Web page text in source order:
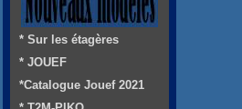
* Sur les étagères
* JOUEF
*Catalogue Jouef 2021